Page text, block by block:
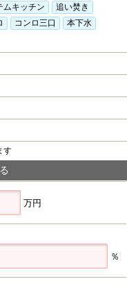
ムキッチン
追い焚き
コンロ三口
本下水
す
万円
％